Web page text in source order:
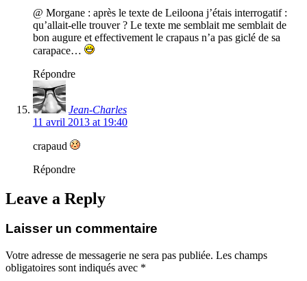
@ Morgane : après le texte de Leiloona j’étais interrogatif :
qu’allait-elle trouver ? Le texte me semblait me semblait de
bon augure et effectivement le crapaus n’a pas giclé de sa
carapace…
Répondre
Jean-Charles
11 avril 2013 at 19:40
crapaud
Répondre
Leave a Reply
Laisser un commentaire
Votre adresse de messagerie ne sera pas publiée. Les champs
obligatoires sont indiqués avec *